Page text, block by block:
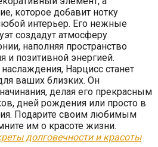
которое добавит нотку
интерьер. Его нежные
создадут атмосферу
наполняя пространство
позитивной энергией.
Нарцисс станет
ваших близких. Он
делая его прекрасным
дней рождения или просто в
Подарите своим любимым
им о красоте жизни.
долговечности и красоты